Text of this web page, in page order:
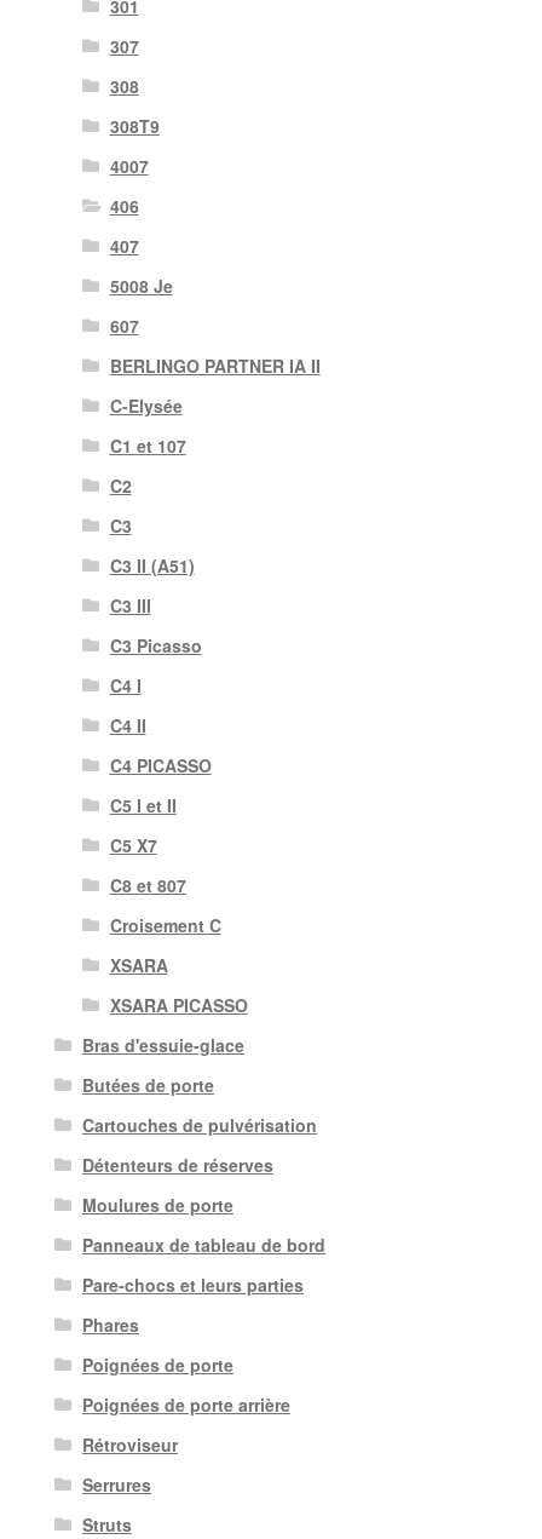
301
307
308
308T9
4007
406
407
5008 Je
607
BERLINGO PARTNER IA II
C-Elysée
C1 et 107
C2
C3
C3 II (A51)
C3 III
C3 Picasso
C4 I
C4 II
C4 PICASSO
C5 I et II
C5 X7
C8 et 807
Croisement C
XSARA
XSARA PICASSO
Bras d'essuie-glace
Butées de porte
Cartouches de pulvérisation
Détenteurs de réserves
Moulures de porte
Panneaux de tableau de bord
Pare-chocs et leurs parties
Phares
Poignées de porte
Poignées de porte arrière
Rétroviseur
Serrures
Struts